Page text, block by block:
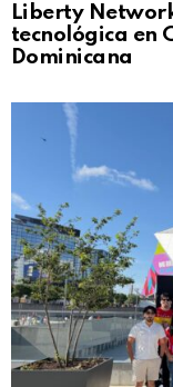
Liberty
tecnológica en
Dominicana